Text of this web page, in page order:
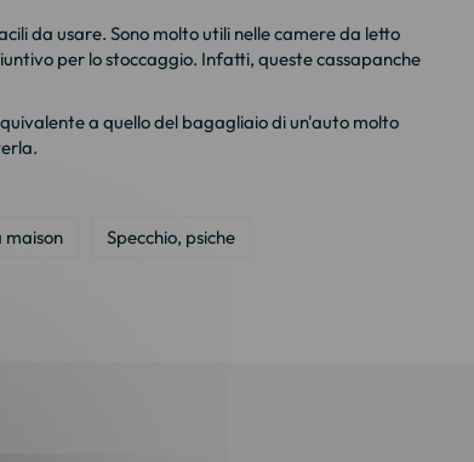
da usare. Sono molto utili nelle camere da letto
per lo stoccaggio. Infatti, queste cassapanche
a quello del bagagliaio di un'auto molto
maison Specchio, psiche